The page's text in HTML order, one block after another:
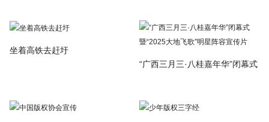
坐着高铁去赶圩
“广西三月三·八桂嘉年华”闭幕式